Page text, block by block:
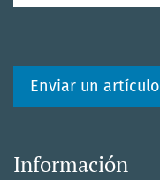
Enviar un artículo
Información